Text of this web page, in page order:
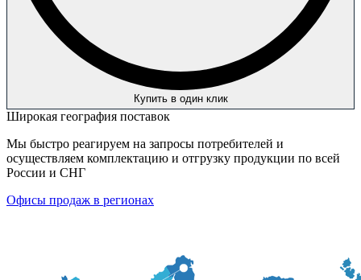
Купить в один клик
Широкая география поставок
Мы быстро реагируем на запросы потребителей и
осуществляем комплектацию и отгрузку продукции по всей
России и СНГ
Офисы продаж в регионах